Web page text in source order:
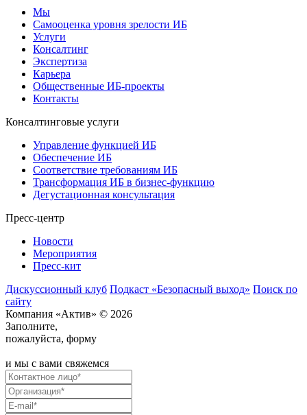
Мы
Самооценка уровня зрелости ИБ
Услуги
Консалтинг
Экспертиза
Карьера
Общественные ИБ-проекты
Контакты
Консалтинговые услуги
Управление функцией ИБ
Обеспечение ИБ
Соответствие требованиям ИБ
Трансформация ИБ в бизнес-функцию
Дегустационная консультация
Пресс-центр
Новости
Мероприятия
Пресс-кит
Дискуссионный клуб Подкаст «Безопасный выход» Поиск по
сайту
Компания «Актив» © 2026
Заполните,
пожалуйста, форму
и мы с вами свяжемся